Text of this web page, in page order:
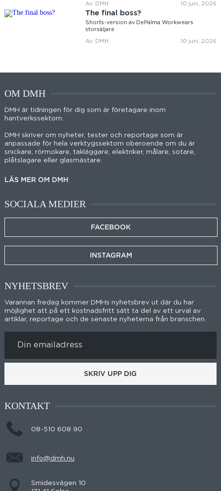
Av: DMH 10 juni, 2026
The final boss?
Shorts-version av DePalma Workwears
storsäljare
Av: DMH 10 juni, 2026
OM DMH
DMH är tidningen för dig som är företagare inom
hantverkssektorn.
DMH skriver om nyheter, tester och reportage som är
anpassade för hela verktygssektorn oberoende om du är
snickare, rörmokare, takläggare, elektriker, målare, sotare,
plåtslagare eller glasmästare.
LÄS MER OM DMH
SOCIALA MEDIER
FACEBOOK
INSTAGRAM
NYHETSBREV
Varannan fredag kommer DMHs nyhetsbrev ut där du har
möjlighet att på ett kostnadsfritt sätt ta del av ett urval av
artiklar, reportage och de senaste nyheterna från branschen.
SKRIV UPP DIG
KONTAKT
08-510 608 90
info@dmh.nu
Smidesvägen 10